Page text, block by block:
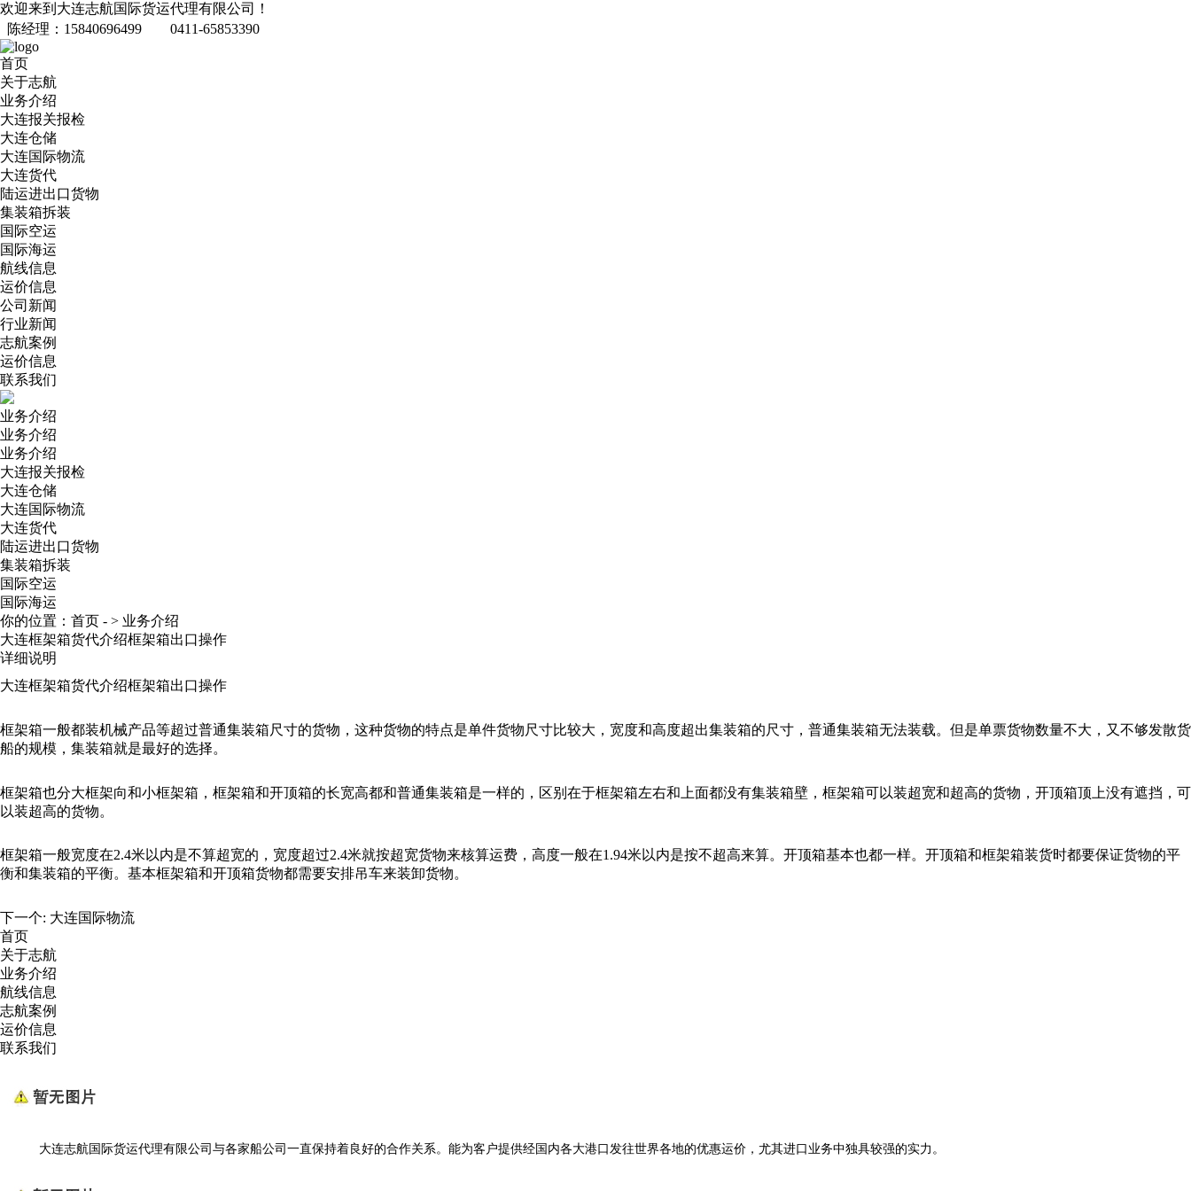
欢迎来到大连志航国际货运代理有限公司！
陈经理：15840696499
0411-65853390
首页
关于志航
业务介绍
大连报关报检
大连仓储
大连国际物流
大连货代
陆运进出口货物
集装箱拆装
国际空运
国际海运
航线信息
运价信息
公司新闻
行业新闻
志航案例
运价信息
联系我们
业务介绍
业务介绍
业务介绍
大连报关报检
大连仓储
大连国际物流
大连货代
陆运进出口货物
集装箱拆装
国际空运
国际海运
你的位置： 首页 - > 业务介绍
大连框架箱货代介绍框架箱出口操作
详细说明
大连框架箱货代介绍框架箱出口操作
框架箱一般都装机械产品等超过普通集装箱尺寸的货物，这种货物的特点是单件货物尺寸比较大，宽度和高度超出集装箱的尺寸，普通集装箱无法装载。但是单票货物数量不大，又不够发散货
船的规模，集装箱就是最好的选择。
框架箱也分大框架向和小框架箱，框架箱和开顶箱的长宽高都和普通集装箱是一样的，区别在于框架箱左右和上面都没有集装箱壁，框架箱可以装超宽和超高的货物，开顶箱顶上没有遮挡，可
以装超高的货物。
框架箱一般宽度在2.4米以内是不算超宽的，宽度超过2.4米就按超宽货物来核算运费，高度一般在1.94米以内是按不超高来算。开顶箱基本也都一样。开顶箱和框架箱装货时都要保证货物的平
衡和集装箱的平衡。基本框架箱和开顶箱货物都需要安排吊车来装卸货物。
下一个: 大连国际物流
首页
关于志航
业务介绍
航线信息
志航案例
运价信息
联系我们
大连志航国际货运代理有限公司与各家船公司一直保持着良好的合作关系。能为客户提供经国内各大港口发往世界各地的优惠运价，尤其进口业务中独具较强的实力。